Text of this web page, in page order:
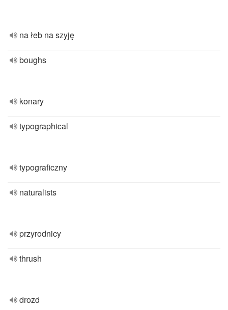
na łeb na szyję
boughs
konary
typographical
typograficzny
naturalists
przyrodnicy
thrush
drozd